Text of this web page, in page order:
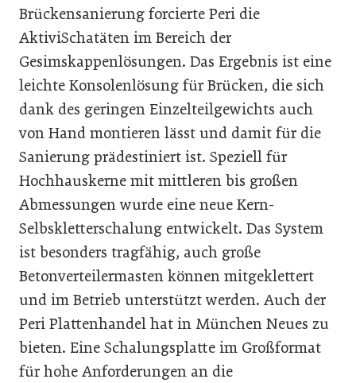
Brückensanierung forcierte Peri die
AktiviSchatäten im Bereich der
Gesimskappenlösungen. Das Ergebnis ist eine
leichte Konsolenlösung für Brücken, die sich
dank des geringen Einzelteilgewichts auch
von Hand montieren lässt und damit für die
Sanierung prädestiniert ist. Speziell für
Hochhauskerne mit mittleren bis großen
Abmessungen wurde eine neue Kern-
Selbskletterschalung entwickelt. Das System
ist besonders tragfähig, auch große
Betonverteilermasten können mitgeklettert
und im Betrieb unterstützt werden. Auch der
Peri Plattenhandel hat in München Neues zu
bieten. Eine Schalungsplatte im Großformat
für hohe Anforderungen an die